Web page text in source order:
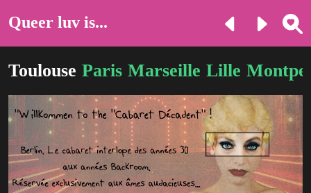
Queer luv is...
Toulouse Paris Marseille Lille